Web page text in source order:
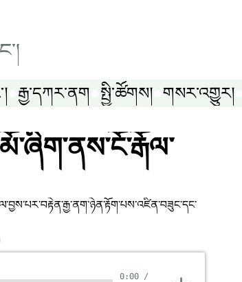
རྒྱ་དཀར་ནག སྤྱི་ཚོགས། གསར་འགྱུར།
0:00 /